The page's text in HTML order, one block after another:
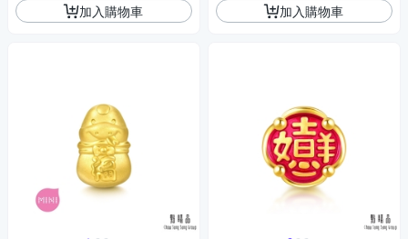
加入購物車 加入購物車